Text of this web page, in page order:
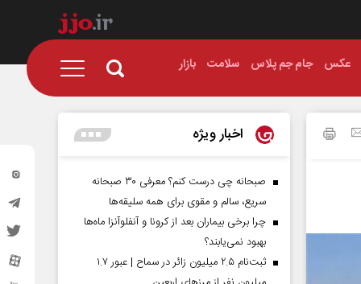
عکس جام جم پلاس سلامت بازار
اخبار ویژه
صبحانه چی درست کنم؟ معرفی ۳۰ صبحانه
سریع، سالم و مقوی برای همه سلیقه‌ها
چرا برخی بیماران بعد از کرونا و آنفلوآنزا ماه‌ها
بهبود نمی‌یابند؟
ثبت‌نام ۲.۵ میلیون زائر در سماح | عبور ۱.۷